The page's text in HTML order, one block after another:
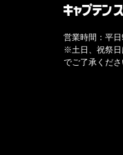
営業時間：平
※土日、祝祭日
でご了承くださ